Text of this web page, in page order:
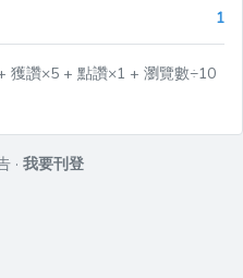
1
獲讚×5 + 點讚×1 + 瀏覽數÷10
· 我要刊登